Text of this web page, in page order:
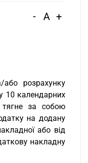
- A +
розрахунку
10 календарних
тягне за собою
на додану
або від
накладну